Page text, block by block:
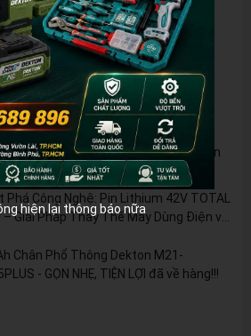
Tận Dụng Máy Phun Xịt Áp Lực Cao
Chỉ Để Rửa Xe
Cụ CSPS: Giải Pháp Sắp Xếp Chuyên
Cho Mọi Xưởng Cơ Khí
Phá Công Nghệ: Pin Lithium 42V TOTAL
– Giải Pháp Thay Thế Máy Dùng Điện và
Chân Phổ Thông Dekton M21-
- GỌN NHẸ, TIỆN LỢI đã về hàng!!!
hiện lại thông báo nữa